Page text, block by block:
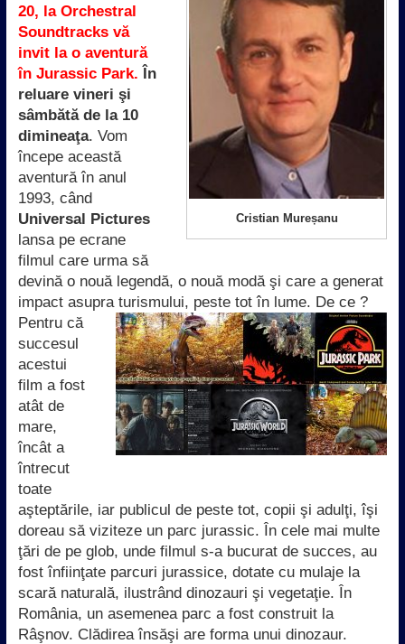
Cristian Mureșanu
20, la Orchestral
Soundtracks vă
invit la o aventură
în Jurassic Park. În
reluare vineri şi
sâmbătă de la 10
dimineaţa. Vom
începe această
aventură în anul
1993, când
Universal Pictures
lansa pe ecrane
filmul care urma să
devină o nouă legendă, o nouă modă şi care a generat
impact asupra turismului, peste tot în lume. De ce ?
Pentru că
succesul
acestui
film a fost
atât de
mare,
încât a
întrecut
toate
aşteptările, iar publicul de peste tot, copii şi adulţi, îşi
doreau să viziteze un parc jurassic. În cele mai multe
ţări de pe glob, unde filmul s-a bucurat de succes, au
fost înfiinţate parcuri jurassice, dotate cu mulaje la
scară naturală, ilustrând dinozauri şi vegetaţie. În
România, un asemenea parc a fost construit la
Râşnov. Clădirea însăşi are forma unui dinozaur.